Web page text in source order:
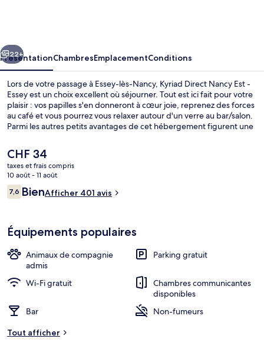
-
Essey
Suivant
22+
PrésentationChambresEmplacementConditions
Lors de votre passage à Essey-lès-Nancy, Kyriad Direct Nancy Est -
Essey est un choix excellent où séjourner. Tout est ici fait pour votre
plaisir : vos papilles s'en donneront à cœur joie, reprenez des forces
au café et vous pourrez vous relaxer autour d'un verre au bar/salon.
Parmi les autres petits avantages de cet hébergement figurent une
Le
prix
actuel
est
de
CHF 34
taxes et frais compris
10 août - 11 août
Avis
voyageurs
7,67,6 sur 10
BienAfficher 401 avis
Équipements populaires
Animaux de compagnie
admis
Parking gratuit
Wi-Fi gratuit
Chambres communicantes
disponibles
Bar
Non-fumeurs
Tout afficher